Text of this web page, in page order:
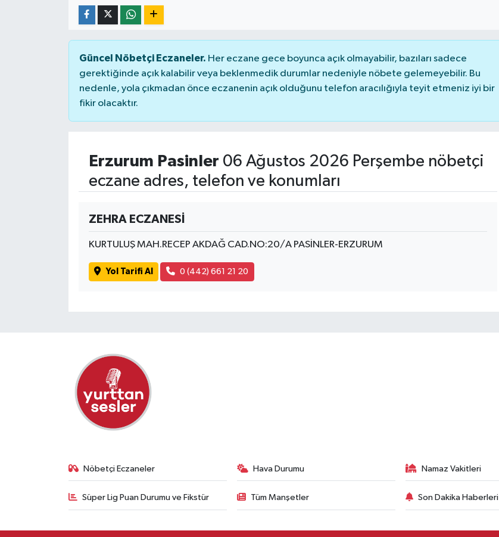
Güncel Nöbetçi Eczaneler. Her eczane gece boyunca açık olmayabilir, bazıları sadece
gerektiğinde açık kalabilir veya beklenmedik durumlar nedeniyle nöbete gelemeyebilir. Bu
nedenle, yola çıkmadan önce eczanenin açık olduğunu telefon aracılığıyla teyit etmeniz iyi bir
fikir olacaktır.
Erzurum Pasinler 06 Ağustos 2026 Perşembe nöbetçi
eczane adres, telefon ve konumları
ZEHRA ECZANESİ
KURTULUŞ MAH.RECEP AKDAĞ CAD.NO:20/A PASİNLER-ERZURUM
Yol Tarifi Al 0 (442) 661 21 20
Nöbetçi Eczaneler Hava Durumu Namaz Vakitleri
Süper Lig Puan Durumu ve Fikstür Tüm Manşetler Son Dakika Haberleri